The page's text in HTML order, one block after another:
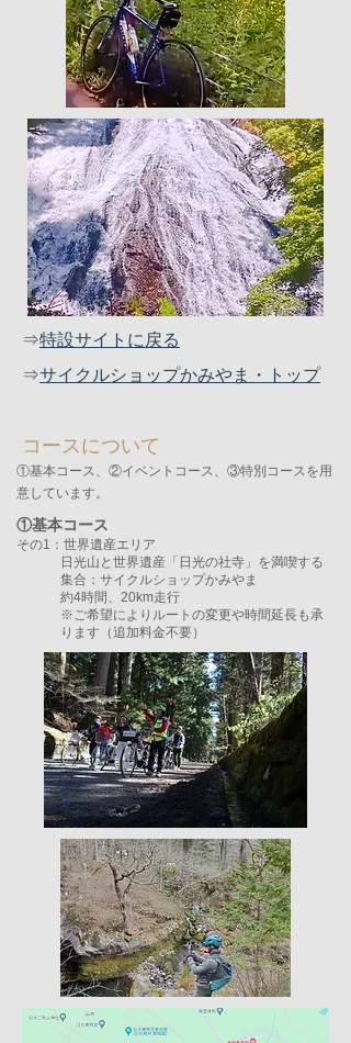
⇒特設サイトに戻る
⇒サイクルショップかみやま・トップ
コースについて
①基本コース、②イベントコース、③特別コースを用
意しています。
①基本コース
その1：世界遺産エリア
日光山と世界遺産「日光の社寺」を満喫する
集合：サイクルショップかみやま
約4時間、20km走行
※ご希望によりルートの変更や時間延長も承
ります（追加料金不要）